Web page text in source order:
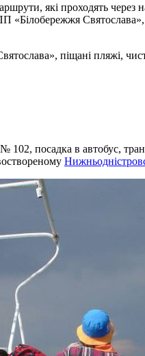
які проходять через
Святослава»,
піщані пляжі,
102, посадка в автобус,